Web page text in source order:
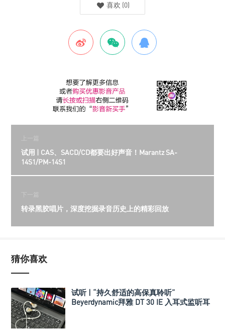
喜欢 (0)
上一篇
试用 | CAS、SACD/CD都要出好声音！Marantz SA-
14S1/PM-14S1
下一篇
转录黑胶唱片，深度挖掘录音历史上的精彩回放
猜你喜欢
试听 | “持久舒适的高保真聆听”
Beyerdynamic拜雅 DT 30 IE 入耳式监听耳